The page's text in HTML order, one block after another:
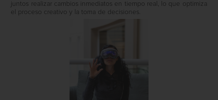
juntos realizar cambios inmediatos en tiempo real, lo que optimiza
el proceso creativo y la toma de decisiones.